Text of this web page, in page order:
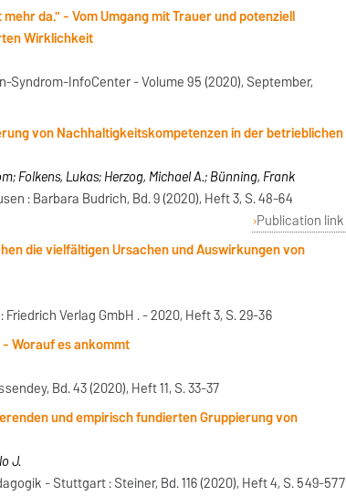
da." - Vom Umgang mit Trauer und potenziell
Wirklichkeit
Syndrom-InfoCenter - Volume 95 (2020), September,
von Nachhaltigkeitskompetenzen in der betrieblichen
Folkens, Lukas; Herzog, Michael A.; Bünning, Frank
: Barbara Budrich, Bd. 9 (2020), Heft 3, S. 48-64
Publication link
die vielfältigen Ursachen und Auswirkungen von
Verlag GmbH . - 2020, Heft 3, S. 29-36
Worauf es ankommt
Bd. 43 (2020), Heft 11, S. 33-37
und empirisch fundierten Gruppierung von
J.
- Stuttgart : Steiner, Bd. 116 (2020), Heft 4, S. 549-577